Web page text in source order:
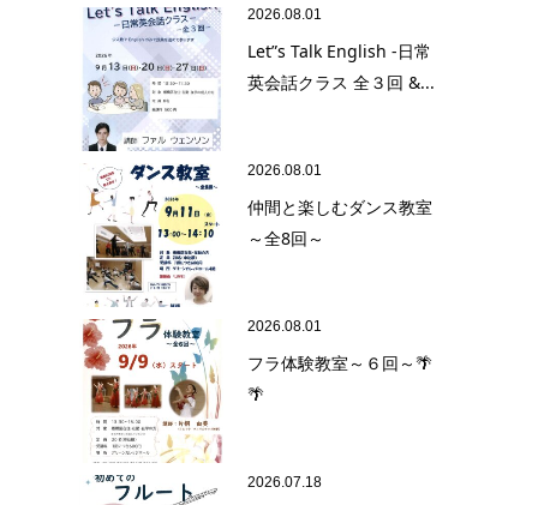
2026.08.01
Let”s Talk English -日常
英会話クラス 全３回 &...
2026.08.01
仲間と楽しむダンス教室
～全8回～
2026.08.01
フラ体験教室～６回～🌴
🌴
2026.07.18